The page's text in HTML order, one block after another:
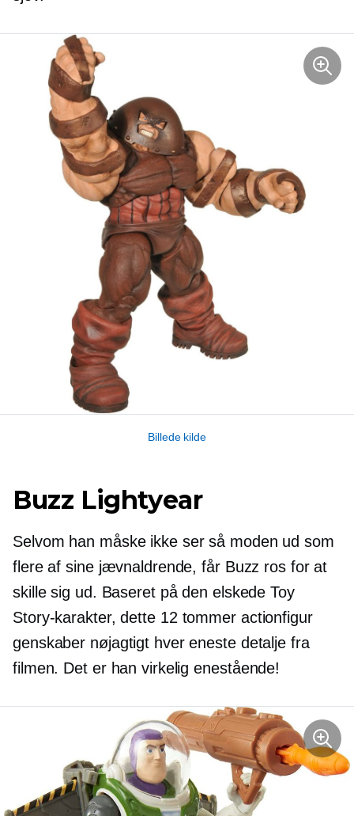
Billede kilde
Buzz Lightyear
Selvom han måske ikke ser så moden ud som
flere af sine jævnaldrende, får Buzz ros for at
skille sig ud. Baseret på den elskede Toy
Story-karakter, dette 12 tommeractionfigur
genskaber nøjagtigt hver eneste detalje fra
filmen. Det er han virkeligenestående!